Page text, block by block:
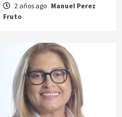
2 años ago Manuel Perez
Fruto